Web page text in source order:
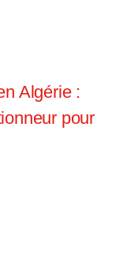
Algérie :
pour